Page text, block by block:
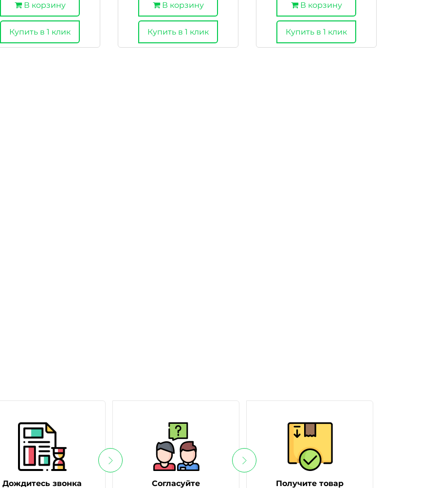
В корзину
Купить в 1 клик
В корзину
Купить в 1 клик
В корзину
Купить в 1 клик
Дождитесь звонка
Согласуйте
Получите товар